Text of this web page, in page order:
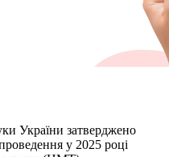
України затверджено
у 2025 році